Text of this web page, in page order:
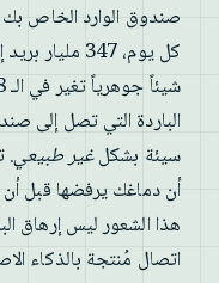
صندوق الوارد الخاص بك
كل يوم، 347
الباردة التي تصل إلى
سيئة بشكلغير طبيعي.
أن دماغك يرفضها قبل أن
هذا الشعور ليس إرهاق
اتصال مُنتجة بالذكاء